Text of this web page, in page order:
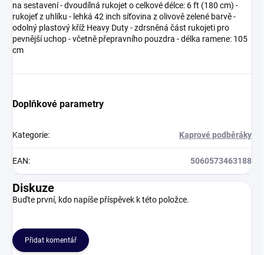
na sestavení - dvoudílná rukojet o celkové délce: 6 ft (180 cm) -
rukojeť z uhlíku - lehká 42 inch síťovina z olivově zelené barvě -
odolný plastový kříž Heavy Duty - zdrsněná část rukojeti pro
pevnější uchop - včetně přepravního pouzdra - délka ramene: 105
cm
Doplňkové parametry
Kategorie: Kaprové podběráky
EAN: 5060573463188
Diskuze
Buďte první, kdo napíše příspěvek k této položce.
Přidat komentář